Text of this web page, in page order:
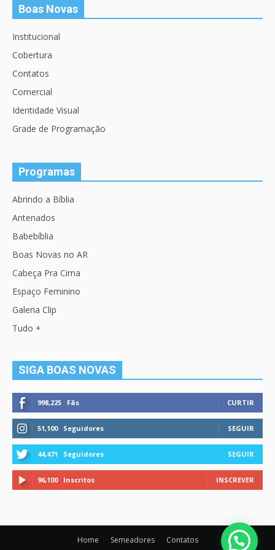
Boas Novas
Institucional
Cobertura
Contatos
Comercial
Identidade Visual
Grade de Programação
Programas
Abrindo a Bíblia
Antenados
Babebíblia
Boas Novas no AR
Cabeça Pra Cima
Espaço Feminino
Galeria Clip
Tudo +
SIGA BOAS NOVAS
998,225 Fãs CURTIR
51,100 Seguidores SEGUIR
44,471 Seguidores SEGUIR
96,100 Inscritos INSCREVER
Home Semeadores Contatos